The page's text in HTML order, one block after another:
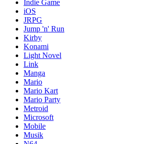
Indie Game
iOS
JRPG
Jump 'n' Run
Kirby
Konami
Light Novel
Link
Manga
Mario
Mario Kart
Mario Party
Metroid
Microsoft
Mobile
Musik